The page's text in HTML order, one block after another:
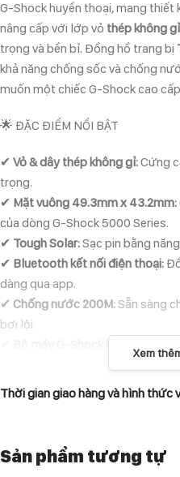
G-Shock huyền thoại, mang
nâng cấp với lớp vỏ thép không
trọng và bền bỉ. Đồng hồ trang bị
khả năng chống sốc và chống
muốn một chiếc G-Shock cao
🌟 ĐẶC ĐIỂM NỔI BẬT
✔ Vỏ & dây thép không gỉ:Cứng
trọng.
✔ Mặt vuông 49.3mm x 43.2mm:
của dòng G-Shock 5000 Series.
✔ Tough Solar:Sạc pin bằng
✔ Bluetooth kết nối điện thoại:
dàng qua app.
✔ Chống nước 200M:Sẵn sàng
bơi lội.
Xem
Thời gian giao hàng và hình thức
Sản phẩm tương tự